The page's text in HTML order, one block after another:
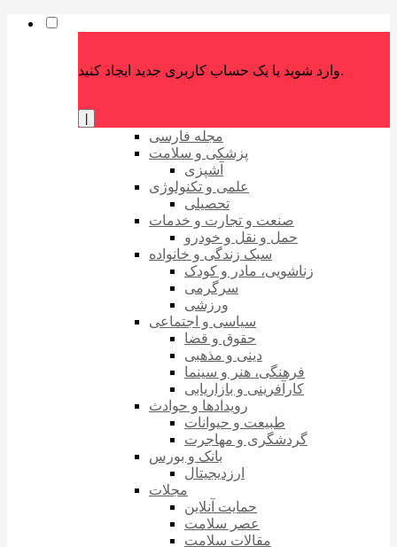
وارد شوید یا یک حساب کاربری جدید ایجاد کنید.
مجله فارسی
پزشکی و سلامت
آشپزی
علمی و تکنولوژی
تحصیلی
صنعت و تجارت و خدمات
حمل و نقل و خودرو
سبک زندگی و خانواده
زناشویی، مادر و کودک
سرگرمی
ورزشی
سیاسی و اجتماعی
حقوق و قضا
دینی و مذهبی
فرهنگی، هنر و سینما
کارآفرینی و بازاریابی
رویدادها و حوادث
طبیعت و حیوانات
گردشگری و مهاجرت
بانک و بورس
ارزدیجیتال
مجلات
حمایت آنلاین
عصر سلامت
مقالات سلامت